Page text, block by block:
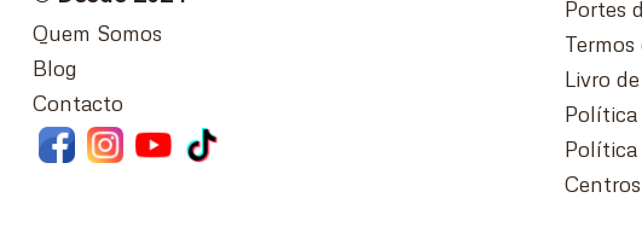
Quem Somos
Blog
Contacto
Portes
Termos
Livro
Política
Política